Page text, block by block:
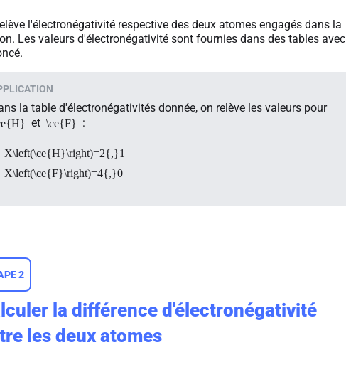
l'électronégativité respective des deux atomes engagés dans la
Les valeurs d'électronégativité sont fournies dans des tables avec
la table d'électronégativités donnée, on relève les valeurs pour
et \ce{F} :
X\left(\ce{H}\right)=2{,}1
X\left(\ce{F}\right)=4{,}0
2
la différence d'électronégativité
les deux atomes